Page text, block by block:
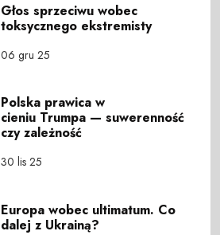
Głos sprzeciwu wobec
toksycznego ekstremisty
06 gru 25
Polska prawica w
cieniu Trumpa — suwerenność
czy zależność
30 lis 25
Europa wobec ultimatum. Co
dalej z Ukrainą?